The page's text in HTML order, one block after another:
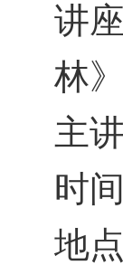
讲
林
主
时间
地